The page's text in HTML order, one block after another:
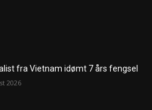
fra Vietnam idømt 7 års fengsel
2026